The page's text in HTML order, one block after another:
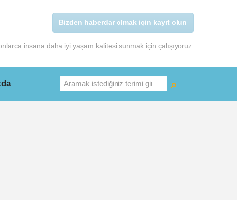
insana daha iyi yaşam kalitesi sunmak için çalışıyoruz.
Bizden haberdar olmak için kayıt olun
Ara